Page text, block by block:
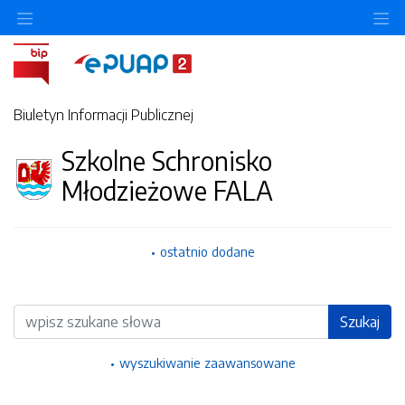
Biuletyn Informacji Publicznej
Szkolne Schronisko
Młodzieżowe FALA
ostatnio dodane
Wyszukiwarka Szukaj
wyszukiwanie zaawansowane